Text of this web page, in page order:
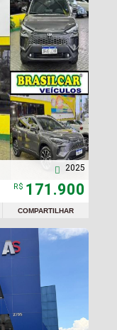
2025

R$ 171.900
COMPARTILHAR